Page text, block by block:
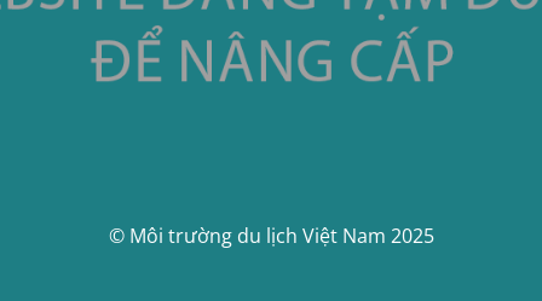
© Môi trường du lịch Việt Nam 2025